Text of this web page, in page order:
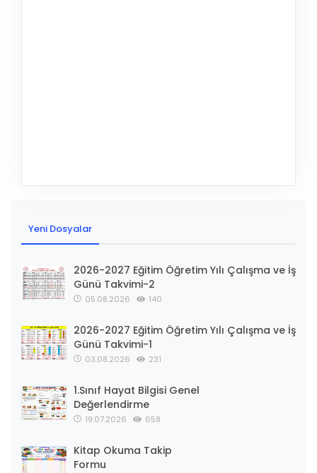
Yeni Dosyalar
2026-2027 Eğitim Öğretim Yılı Çalışma ve İş
Günü Takvimi-2
05.08.2026 140
2026-2027 Eğitim Öğretim Yılı Çalışma ve İş
Günü Takvimi-1
03.08.2026 231
1.Sınıf Hayat Bilgisi Genel
Değerlendirme
19.07.2026 658
Kitap Okuma Takip
Formu